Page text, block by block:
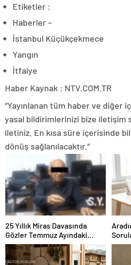
Etiketler :
Haberler –
İstanbul Küçükçekmece
Yangın
İtfaiye
Haber Kaynak : NTV.COM.TR
“Yayınlanan tüm haber ve diğer
yasal bildirimlerinizi bize iletişim
iletiniz. En kısa süre içerisinde
dönüş sağlanılacaktır.”
25 Yıllık Miras Davasında
Gözler Temmuz Ayındaki
Karar Duruşmasına Çevrildi